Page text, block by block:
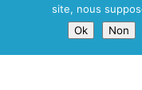
site, nous
Ok
Non